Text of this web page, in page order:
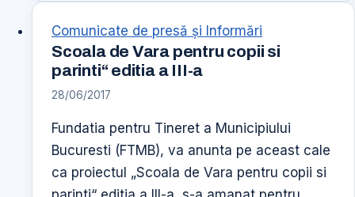
Comunicate de presă şi Informări
Scoala de Vara pentru copii si
parinti“ editia a III-a
28/06/2017
Fundatia pentru Tineret a Municipiului
Bucuresti (FTMB), va anunta pe aceast cale
ca proiectul „Scoala de Vara pentru copii si